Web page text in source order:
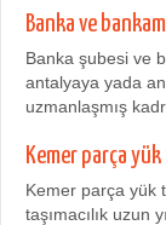
Banka ve
Banka şubesi ve
antalyaya yada
uzmanlaşmış
Kemer parça yük
Kemer parça yük
taşımacılık uzun